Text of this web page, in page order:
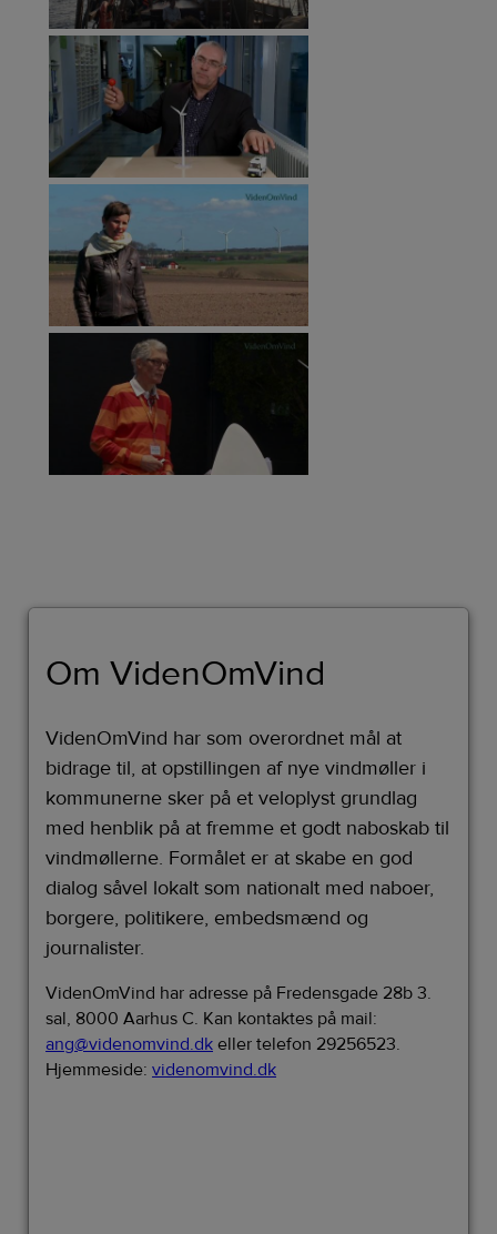
Om VidenOmVind
VidenOmVind har som overordnet mål at
bidrage til, at opstillingen af nye vindmøller i
kommunerne sker på et veloplyst grundlag
med henblik på at fremme et godt naboskab til
vindmøllerne. Formålet er at skabe en god
dialog såvel lokalt som nationalt med naboer,
borgere, politikere, embedsmænd og
journalister.
VidenOmVind har adresse på Fredensgade 28b 3.
sal, 8000 Aarhus C. Kan kontaktes på mail:
ang@videnomvind.dk eller telefon 29256523.
Hjemmeside: videnomvind.dk